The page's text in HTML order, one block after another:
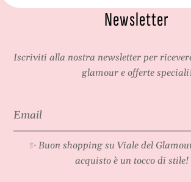
Newsletter
Iscriviti alla nostra newsletter per
glamour e offerte
✨ Buon shopping su Viale del
acquisto è un tocco di stile!